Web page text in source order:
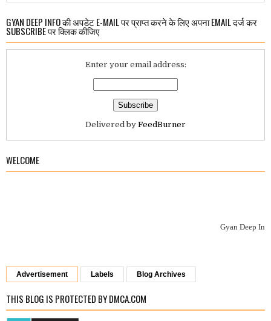
GYAN DEEP INFO की अपडेट E-MAIL पर प्राप्त करने के लिए अपना EMAIL दर्ज कर
SUBSCRIBE पर क्लिक कीजिए
Enter your email address:
Delivered by FeedBurner
WELCOME
Gyan Deep Infoपर
Advertisement Labels Blog Archives
THIS BLOG IS PROTECTED BY DMCA.COM